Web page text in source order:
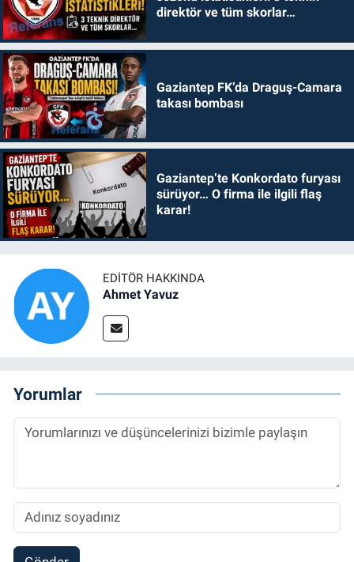
direktör ve tüm skorlar…
Gaziantep FK’da Draguş-Camara
takası bombası
Gaziantep’te Konkordato furyası
sürüyor… O firma ile ilgili flaş
karar!
EDITÖR HAKKINDA
Ahmet Yavuz
Yorumlar